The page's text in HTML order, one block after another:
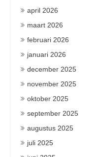
april 2026
maart 2026
februari 2026
januari 2026
december 2025
november 2025
oktober 2025
september 2025
augustus 2025
juli 2025